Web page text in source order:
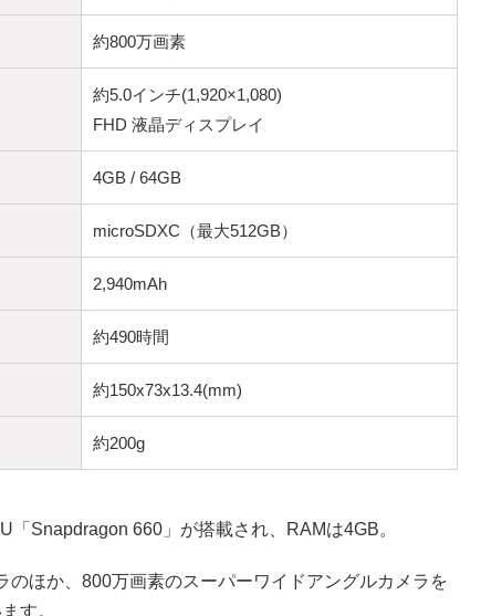
約800万画素
約5.0インチ(1,920×1,080)
FHD 液晶ディスプレイ
4GB / 64GB
microSDXC（最大512GB）
2,940mAh
約490時間
約150x73x13.4(mm)
約200g
Snapdragon 660」が搭載され、RAMは4GB。
ほか、800万画素のスーパーワイドアングルカメラを
す。